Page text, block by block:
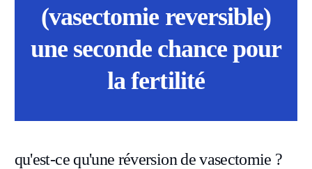
(vasectomie reversible)
une seconde chance pour
la fertilité
qu'est-ce qu'une réversion de vasectomie ?